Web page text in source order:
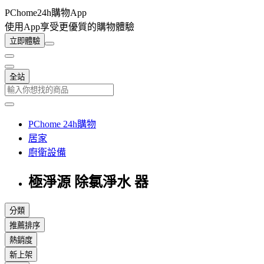
PChome24h購物App
使用App享受更優質的購物體驗
立即體驗
全站
PChome 24h購物
居家
廚衛設備
極淨源 除氯淨水 器
分類
推薦排序
熱銷度
新上架